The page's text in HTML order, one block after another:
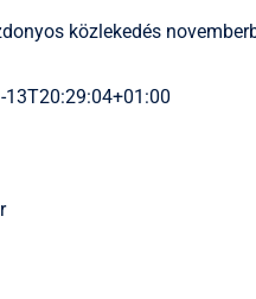
közlekedés
13T20:29:04+01:00